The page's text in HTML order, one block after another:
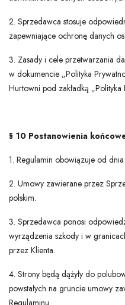
2. Sprzedawca stosuje
zapewniające ochronę danych
3. Zasady i cele przetwarzania
w dokumencie „Polityka
Hurtowni pod zakładką „Polityka
§ 10 Postanowienia
1. Regulamin obowiązuje od
2. Umowy zawierane przez
polskim.
3. Sprzedawca ponosi
wyrządzenia szkody i w
przez Klienta.
4. Strony będą dążyły do
powstałych na gruncie umowy
Regulaminu.